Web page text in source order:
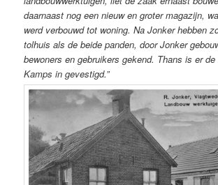
daarnaast nog een nieuw en groter magazijn,
werd verbouwd tot woning. Na Jonker hebben
tolhuis als de beide panden, door Jonker
bewoners en gebruikers gekend. Thans is er
Kamps in gevestigd.”